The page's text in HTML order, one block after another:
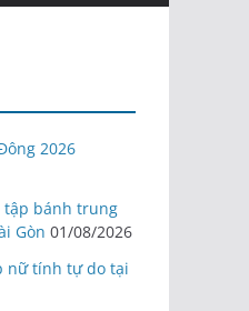
2026
tập bánh trung
Gòn 01/08/2026
nữ tính tự do tại